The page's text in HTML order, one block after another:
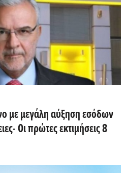
με μεγάλη αύξηση εσόδων
Oι πρώτες εκτιμήσεις 8